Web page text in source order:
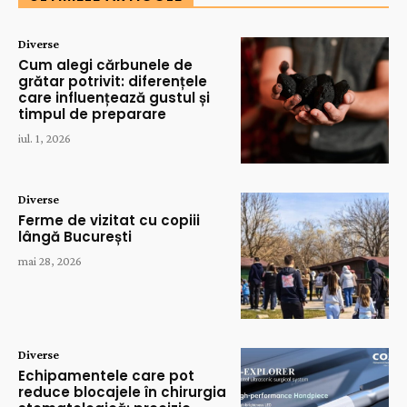
Diverse
Cum alegi cărbunele de
grătar potrivit: diferențele
care influențează gustul și
timpul de preparare
iul. 1, 2026
Diverse
Ferme de vizitat cu copiii
lângă București
mai 28, 2026
Diverse
Echipamentele care pot
reduce blocajele în chirurgia